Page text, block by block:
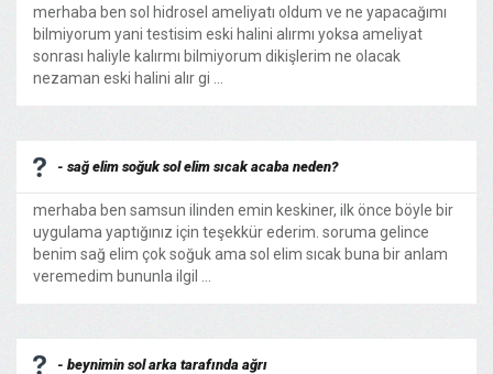
merhaba ben sol hidrosel ameliyatı oldum ve ne yapacağımı
bilmiyorum yani testisim eski halini alırmı yoksa ameliyat
sonrası haliyle kalırmı bilmiyorum dikişlerim ne olacak
nezaman eski halini alır gi ...
- sağ elim soğuk sol elim sıcak acaba neden?
merhaba ben samsun ilinden emin keskiner, ilk önce böyle bir
uygulama yaptığınız için teşekkür ederim. soruma gelince
benim sağ elim çok soğuk ama sol elim sıcak buna bir anlam
veremedim bununla ilgil ...
- beynimin sol arka tarafında ağrı